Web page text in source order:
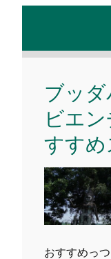
ブッ
ビエ
すす
おすすめっ